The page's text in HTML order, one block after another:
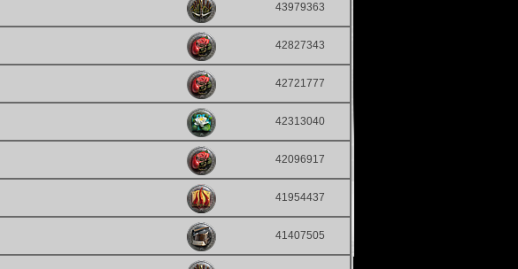
43979363
42827343
42721777
42313040
42096917
41954437
41407505